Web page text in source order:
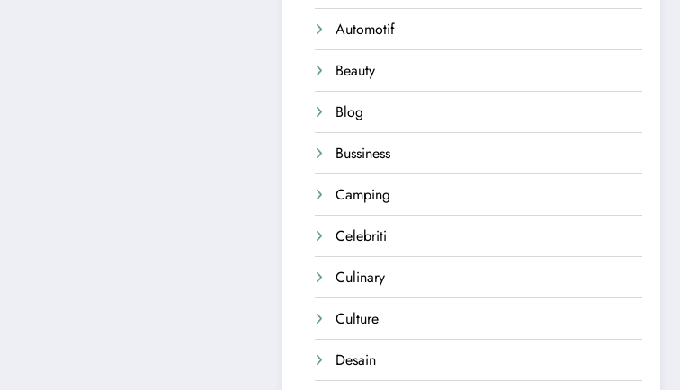
Automotif
Beauty
Blog
Bussiness
Camping
Celebriti
Culinary
Culture
Desain